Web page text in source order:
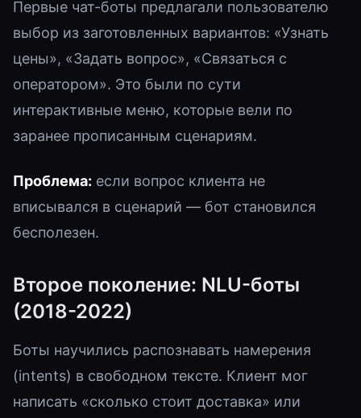
Первые чат-боты предлагали пользователю
выбор из заготовленных вариантов: «Узнать
цены», «Задать вопрос», «Связаться с
оператором». Это были по сути
интерактивные меню, которые вели по
заранее прописанным сценариям.
Проблема: если вопрос клиента не
вписывался в сценарий — бот становился
бесполезен.
Второе поколение: NLU-боты
(2018-2022)
Боты научились распознавать намерения
(intents) в свободном тексте. Клиент мог
написать «сколько стоит доставка» или